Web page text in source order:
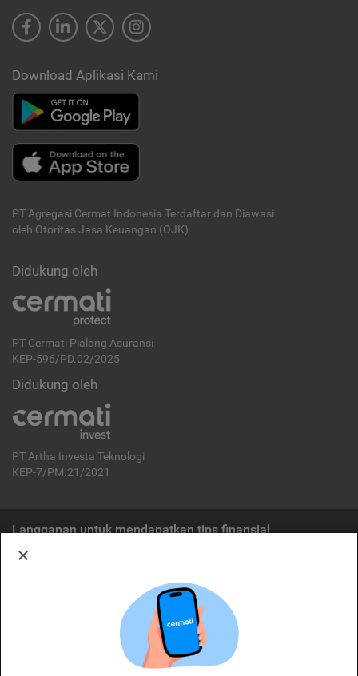
Download Aplikasi Kami
PT Agregasi Cermat Indonesia Terdaftar dan Diawasi
oleh Otoritas Jasa Keuangan (OJK)
Didukung oleh
PT Cermati Pialang Asuransi
KEP-596/PD.02/2025
Didukung oleh
PT Artha Investa Teknologi
KEP-7/PM.21/2021
Langganan untuk mendapatkan tips finansial
Cermati merupakan penyelenggara agregasi jasa keuangan yang terdaftar di
OJK. Oleh karena itu, produk dan/atau layanan jasa keuangan yang
ditawarkan bukan merupakan produk dan/atau layanan jasa keuangan yang
diterbitkan oleh Cermati dan Cermati tidak bertanggung jawab atas tuntutan